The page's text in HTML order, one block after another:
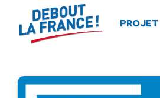
PROJET
Panneau de gestion des cookies